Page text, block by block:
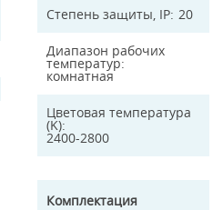
Степень защиты, IP 20
Диапазон рабочих
температур
комнатная
Цветовая температура
(K)
2400-2800
Комплектация